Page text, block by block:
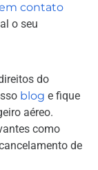
contato
o seu
do
blog e fique
aéreo.
como
de